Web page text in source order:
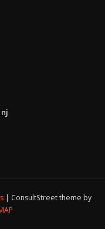
ConsultStreet theme by